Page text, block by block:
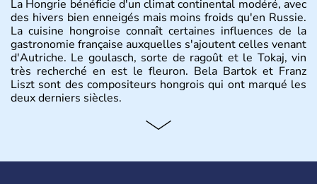
La Hongrie bénéficie d'un climat continental modéré, avec
des hivers bien enneigés mais moins froids qu'en Russie.
La cuisine hongroise connaît certaines influences de la
gastronomie française auxquelles s'ajoutent celles venant
d'Autriche. Le goulasch, sorte de ragoût et le Tokaj, vin
très recherché en est le fleuron. Bela Bartok et Franz
Liszt sont des compositeurs hongrois qui ont marqué les
deux derniers siècles.
Histoire et administration
depuis 2004, la Hongrie est aussi appelée « pays magyar